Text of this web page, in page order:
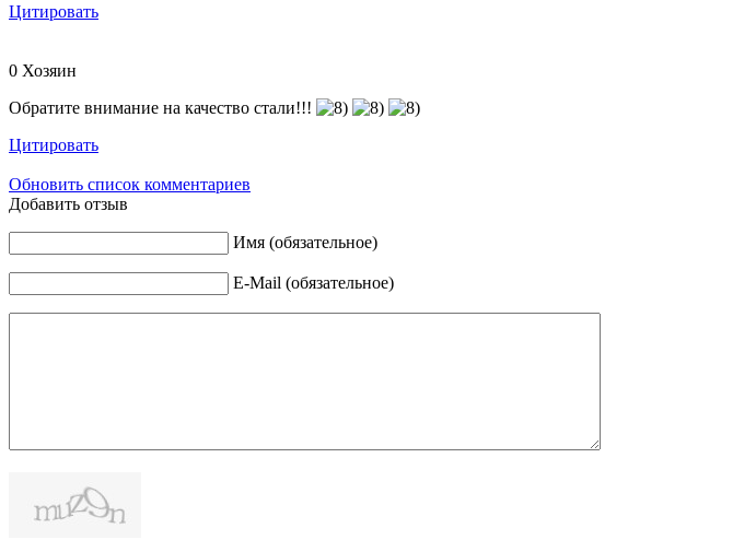
Цитировать
0 Хозяин
Обратите внимание на качество стали!!!
Цитировать
Обновить список комментариев
Добавить отзыв
Имя (обязательное)
E-Mail (обязательное)